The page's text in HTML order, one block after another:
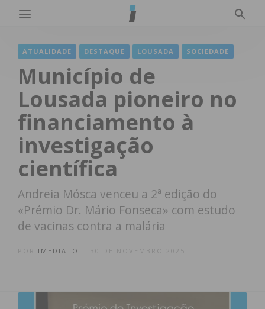
ATUALIDADE DESTAQUE LOUSADA SOCIEDADE
Município de
Lousada pioneiro no
financiamento à
investigação
científica
Andreia Mósca venceu a 2ª edição do
«Prémio Dr. Mário Fonseca» com estudo
de vacinas contra a malária
IMEDIATO